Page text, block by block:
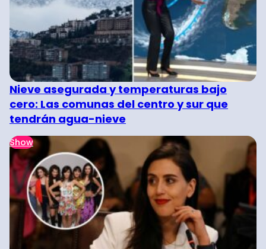
Nieve asegurada y temperaturas bajo
cero: Las comunas del centro y sur que
tendrán agua-nieve
Show